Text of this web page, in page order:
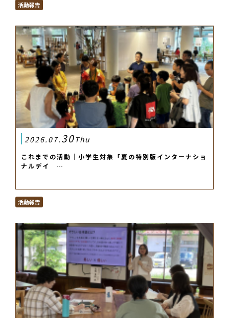
活動報告
2026.07. 30Thu
これまでの活動｜小学生対象「夏の特別版インターナショ
ナルデイ …
活動報告